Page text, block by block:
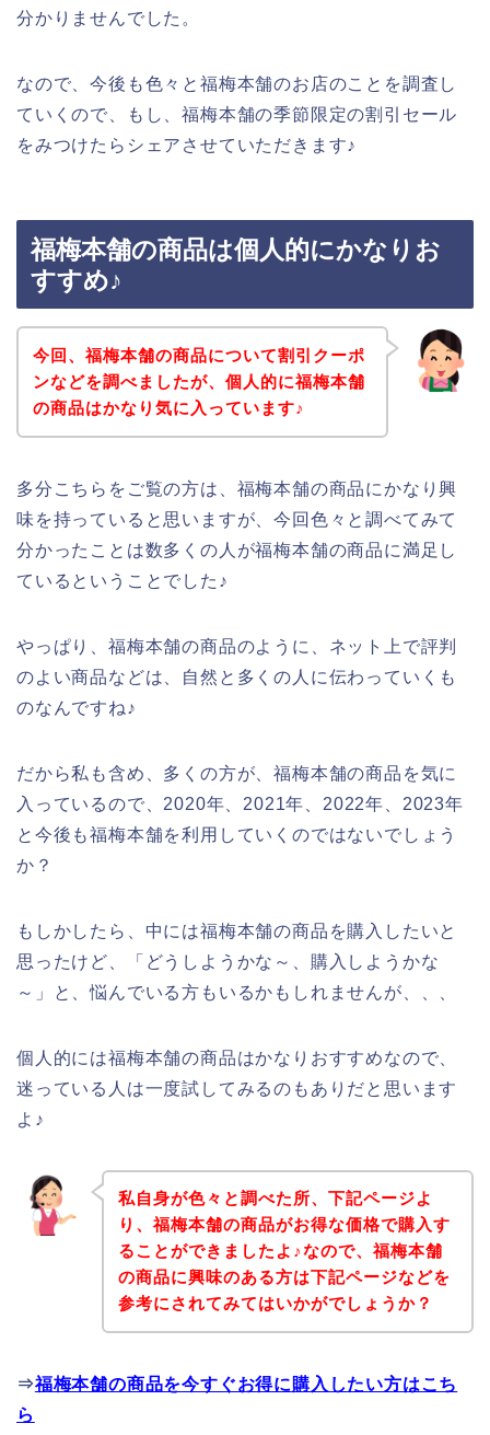
分かりませんでした。
なので、今後も色々と福梅本舗のお店のことを調査し
ていくので、もし、福梅本舗の季節限定の割引セール
をみつけたらシェアさせていただきます♪
福梅本舗の商品は個人的にかなりお
すすめ♪
今回、福梅本舗の商品について割引クーポ
ンなどを調べましたが、個人的に福梅本舗
の商品はかなり気に入っています♪
多分こちらをご覧の方は、福梅本舗の商品にかなり興
味を持っていると思いますが、今回色々と調べてみて
分かったことは数多くの人が福梅本舗の商品に満足し
ているということでした♪
やっぱり、福梅本舗の商品のように、ネット上で評判
のよい商品などは、自然と多くの人に伝わっていくも
のなんですね♪
だから私も含め、多くの方が、福梅本舗の商品を気に
入っているので、2020年、2021年、2022年、2023年
と今後も福梅本舗を利用していくのではないでしょう
か？
もしかしたら、中には福梅本舗の商品を購入したいと
思ったけど、「どうしようかな～、購入しようかな
～」と、悩んでいる方もいるかもしれませんが、、、
個人的には福梅本舗の商品はかなりおすすめなので、
迷っている人は一度試してみるのもありだと思います
よ♪
私自身が色々と調べた所、下記ページよ
り、福梅本舗の商品がお得な価格で購入す
ることができましたよ♪なので、福梅本舗
の商品に興味のある方は下記ページなどを
参考にされてみてはいかがでしょうか？
⇒福梅本舗の商品を今すぐお得に購入したい方はこち
ら